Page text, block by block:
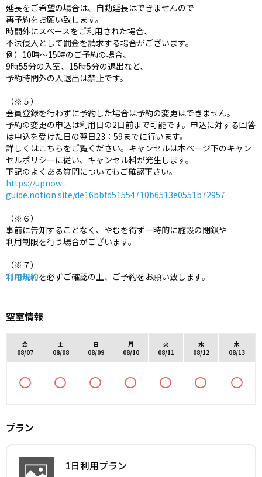
延長をご希望の場合は、自動延長はできませんので
再予約をお願い致します。
時間外にスペースをご利用された場合、
不法侵入として罰金を請求する場合がございます。
例）10時〜15時のご予約の場合、
9時55分の入室、15時5分の退出など、
予約時間外の入退出は禁止です。
（※５）
会員登録を行わずに予約した場合は予約の変更はできません。
予約の変更の申込は利用日の2日前まで可能です。申込に対する回答
は申込を受けた日の翌日23：59までに行います。
詳しくはこちらをご覧ください。キャンセルは本ページ下のキャン
セルポリシーに従い、キャンセル料が発生します。
下記のよくある質問についてもご確認下さい。
https://upnow-
guide.notion.site/de16bbfd51554710b6513e0551b72957
（※６）
事前に告知することなく、やむを得ず一時的に施設の閉鎖や
利用制限を行う場合がございます。
（※７）
利用規約を必ずご確認の上、ご予約をお願い致します。
空室情報
金
08/07
土
08/08
日
08/09
月
08/10
火
08/11
水
08/12
木
08/13
プラン
1日利用プラン